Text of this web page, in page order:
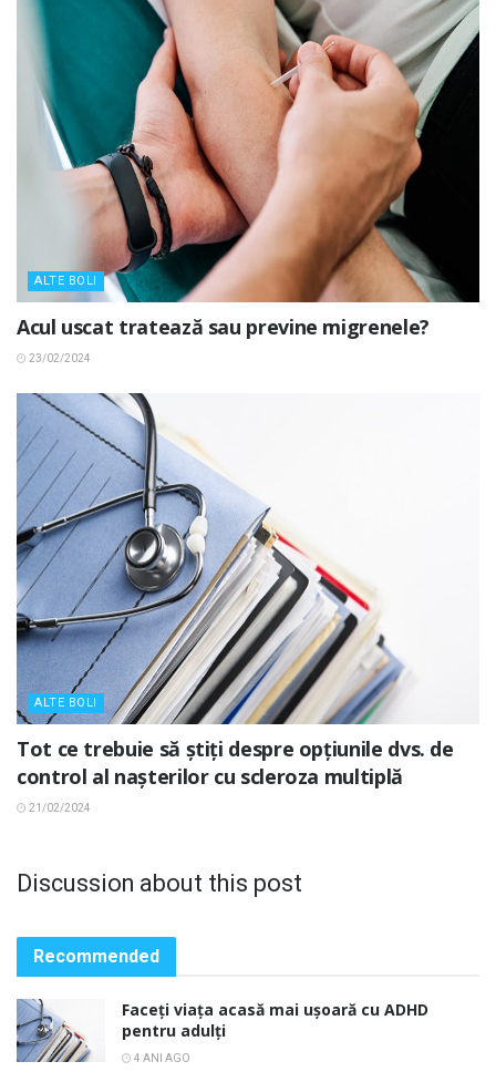
ALTE BOLI
Acul uscat tratează sau previne migrenele?
23/02/2024
ALTE BOLI
Tot ce trebuie să știți despre opțiunile dvs. de
control al nașterilor cu scleroza multiplă
21/02/2024
Discussion about this post
Recommended
Faceți viața acasă mai ușoară cu ADHD
pentru adulți
4 ANI AGO